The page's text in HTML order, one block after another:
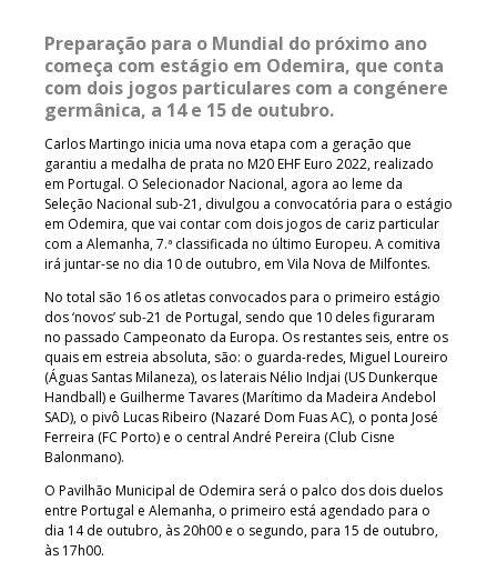
Preparação para o Mundial do próximo ano
começa com estágio em Odemira, que conta
com dois jogos particulares com a congénere
germânica, a 14 e 15 de outubro.
Carlos Martingo inicia uma nova etapa com a geração que
garantiu a medalha de prata no M20 EHF Euro 2022, realizado
em Portugal. O Selecionador Nacional, agora ao leme da
Seleção Nacional sub-21, divulgou a convocatória para o estágio
em Odemira, que vai contar com dois jogos de cariz particular
com a Alemanha, 7.ª classificada no último Europeu. A comitiva
irá juntar-se no dia 10 de outubro, em Vila Nova de Milfontes.
No total são 16 os atletas convocados para o primeiro estágio
dos ‘novos’ sub-21 de Portugal, sendo que 10 deles figuraram
no passado Campeonato da Europa. Os restantes seis, entre os
quais em estreia absoluta, são: o guarda-redes, Miguel Loureiro
(Águas Santas Milaneza), os laterais Nélio Indjai (US Dunkerque
Handball) e Guilherme Tavares (Marítimo da Madeira Andebol
SAD), o pivô Lucas Ribeiro (Nazaré Dom Fuas AC), o ponta José
Ferreira (FC Porto) e o central André Pereira (Club Cisne
Balonmano).
O Pavilhão Municipal de Odemira será o palco dos dois duelos
entre Portugal e Alemanha, o primeiro está agendado para o
dia 14 de outubro, às 20h00 e o segundo, para 15 de outubro,
às 17h00.